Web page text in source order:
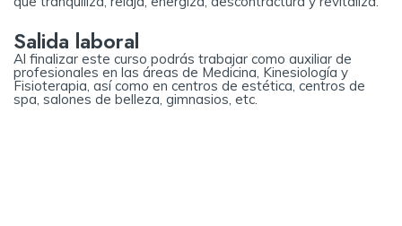
Salida laboral
Al finalizar este curso podrás trabajar como auxiliar de
profesionales en las áreas de Medicina, Kinesiología y
Fisioterapia, así como en centros de estética, centros de
spa, salones de belleza, gimnasios, etc.